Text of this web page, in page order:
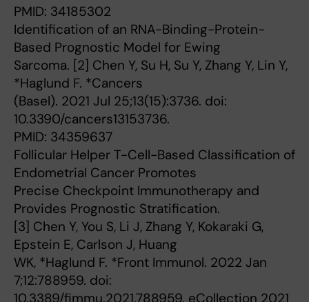
PMID: 34185302
Identification of an RNA-Binding-Protein-
Based Prognostic Model for Ewing
Sarcoma. [2] Chen Y, Su H, Su Y, Zhang Y, Lin Y,
*Haglund F. *Cancers
(Basel). 2021 Jul 25;13(15):3736. doi:
10.3390/cancers13153736.
PMID: 34359637
Follicular Helper T-Cell-Based Classification of
Endometrial Cancer Promotes
Precise Checkpoint Immunotherapy and
Provides Prognostic Stratification.
[3] Chen Y, You S, Li J, Zhang Y, Kokaraki G,
Epstein E, Carlson J, Huang
WK, *Haglund F. *Front Immunol. 2022 Jan
7;12:788959. doi:
10.3389/fimmu.2021.788959. eCollection 2021